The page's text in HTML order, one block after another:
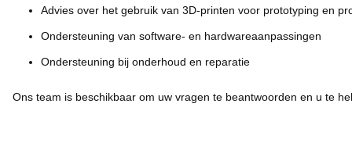
Advies over het gebruik van 3D-printen voor prototyping en
Ondersteuning van software- en hardwareaanpassingen
Ondersteuning bij onderhoud en reparatie
Ons team is beschikbaar om uw vragen te beantwoorden en u te